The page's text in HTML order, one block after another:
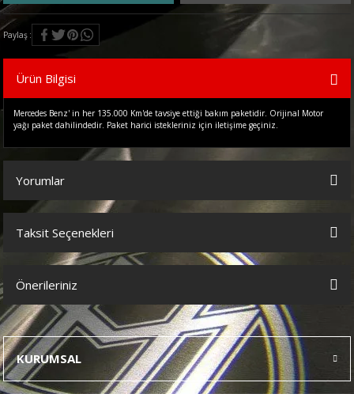
Paylaş
Ürün Bilgisi
Mercedes Benz' in her 135.000 Km'de tavsiye ettiği bakım paketidir. Orijinal Motor
yağı paket dahilindedir. Paket harici istekleriniz için iletişime geçiniz.
Yorumlar
Bu ürüne ilk yorumu siz yapın!
Taksit Seçenekleri
Önerileriniz
Bu ürünün fiyat bilgisi, resim, ürün açıklamalarında ve diğer
konularda yetersiz gördüğünüz noktaları öneri formunu kullanarak
tarafımıza iletebilirsiniz.
Görüş ve önerileriniz için teşekkür ederiz.
KURUMSAL